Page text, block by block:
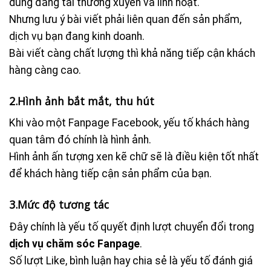
Nhưng lưu ý bài viết phải liên quan đến sản phẩm,
dịch vụ bạn đang kinh doanh.
Bài viết càng chất lượng thì khả năng tiếp cận khách
hàng càng cao.
2.Hình ảnh bắt mắt, thu hút
Khi vào một Fanpage Facebook, yếu tố khách hàng
quan tâm đó chính là hình ảnh.
Hình ảnh ấn tượng xen kẽ chữ sẽ là điều kiện tốt nhất
để khách hàng tiếp cận sản phẩm của bạn.
3.Mức độ tương tác
Đây chính là yếu tố quyết định lượt chuyển đổi trong
dịch vụ chăm sóc Fanpage.
Số lượt Like, bình luận hay chia sẻ là yếu tố đánh giá